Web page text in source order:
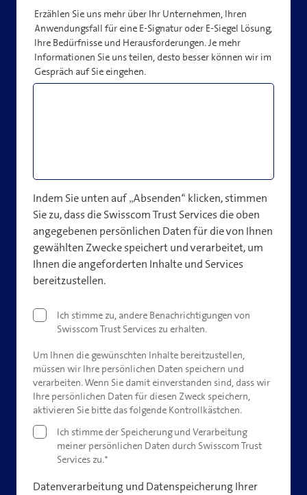
Erzählen Sie uns mehr über Ihr Unternehmen, Ihren
Anwendungsfall für eine E-Signatur oder E-Siegel Lösung,
Ihre Bedürfnisse und Herausforderungen. Je mehr
Informationen Sie uns teilen, desto besser können wir im
Gespräch auf Sie eingehen.
Indem Sie unten auf „Absenden“ klicken, stimmen
Sie zu, dass die Swisscom Trust Services die oben
angegebenen persönlichen Daten für die von Ihnen
gewählten Zwecke speichert und verarbeitet, um
Ihnen die angeforderten Inhalte und Services
bereitzustellen.
Ich stimme zu, andere Benachrichtigungen von
Swisscom Trust Services zu erhalten.
Um Ihnen die gewünschten Inhalte bereitzustellen,
müssen wir Ihre persönlichen Daten speichern und
verarbeiten. Wenn Sie damit einverstanden sind, dass wir
Ihre persönlichen Daten für diesen Zweck speichern,
aktivieren Sie bitte das folgende Kontrollkästchen.
Ich stimme der Speicherung und Verarbeitung
meiner persönlichen Daten durch Swisscom Trust
Services zu.*
Datenverarbeitung und Datenspeicherung Ihrer